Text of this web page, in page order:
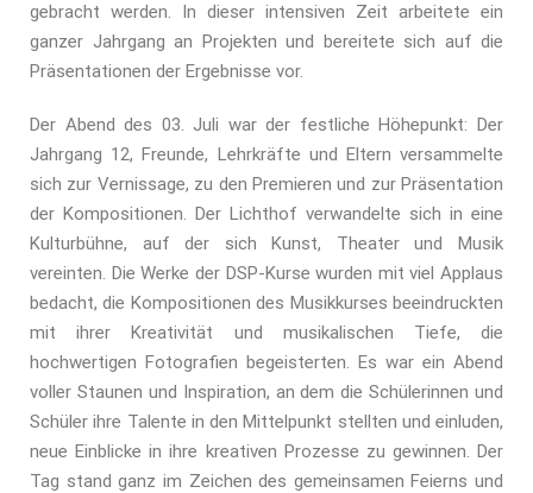
gebracht werden. In dieser intensiven Zeit arbeitete ein
ganzer Jahrgang an Projekten und bereitete sich auf die
Präsentationen der Ergebnisse vor.
Der Abend des 03. Juli war der festliche Höhepunkt: Der
Jahrgang 12, Freunde, Lehrkräfte und Eltern versammelte
sich zur Vernissage, zu den Premieren und zur Präsentation
der Kompositionen. Der Lichthof verwandelte sich in eine
Kulturbühne, auf der sich Kunst, Theater und Musik
vereinten. Die Werke der DSP-Kurse wurden mit viel Applaus
bedacht, die Kompositionen des Musikkurses beeindruckten
mit ihrer Kreativität und musikalischen Tiefe, die
hochwertigen Fotografien begeisterten. Es war ein Abend
voller Staunen und Inspiration, an dem die Schülerinnen und
Schüler ihre Talente in den Mittelpunkt stellten und einluden,
neue Einblicke in ihre kreativen Prozesse zu gewinnen. Der
Tag stand ganz im Zeichen des gemeinsamen Feierns und